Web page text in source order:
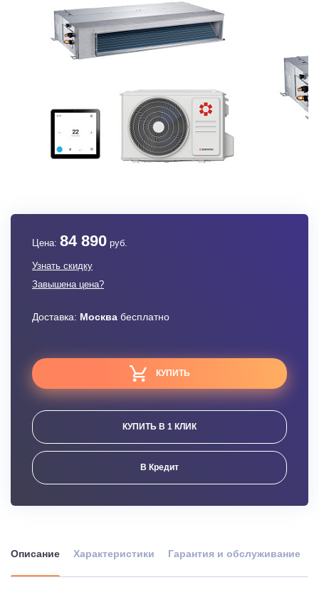
Цена: 84 890 руб.
Узнать скидку
Завышена цена?
Доставка: Москва бесплатно
КУПИТЬ
КУПИТЬ В 1 КЛИК
В Кредит
Описание Характеристики Гарантия и обслуживание